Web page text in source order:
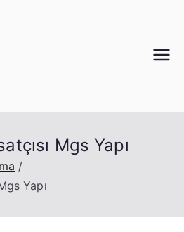
Mgs Yapı
Yapı